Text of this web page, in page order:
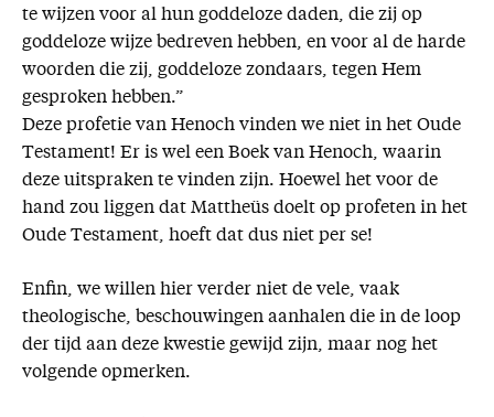
te wijzen voor al hun goddeloze daden, die zij op
goddeloze wijze bedreven hebben, en voor al de harde
woorden die zij, goddeloze zondaars, tegen Hem
gesproken hebben.”
Deze profetie van Henoch vinden we niet in het Oude
Testament! Er is wel een Boek van Henoch, waarin
deze uitspraken te vinden zijn. Hoewel het voor de
hand zou liggen dat Mattheüs doelt op profeten in het
Oude Testament, hoeft dat dus niet per se!
Enfin, we willen hier verder niet de vele, vaak
theologische, beschouwingen aanhalen die in de loop
der tijd aan deze kwestie gewijd zijn, maar nog het
volgende opmerken.